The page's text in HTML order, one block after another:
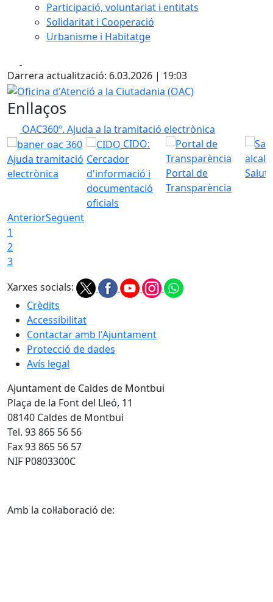
Participació, voluntariat i entitats
Solidaritat i Cooperació
Urbanisme i Habitatge
Darrera actualització: 6.03.2026 | 19:03
Oficina d'Atenció a la Ciutadania (OAC)
Enllaços
OAC360º. Ajuda a la tramitació electrònica
Ajuda tramitació
electrònica
CIDO:
Cercador
d'informació i
documentació
oficials
Portal de
Transparència
AnteriorSegüent
1
2
3
Xarxes socials:
Crèdits
Accessibilitat
Contactar amb l'Ajuntament
Protecció de dades
Avís legal
Ajuntament de Caldes de Montbui
Plaça de la Font del Lleó, 11
08140 Caldes de Montbui
Tel. 93 865 56 56
Fax 93 865 56 57
NIF P0803300C
Amb la col·laboració de: